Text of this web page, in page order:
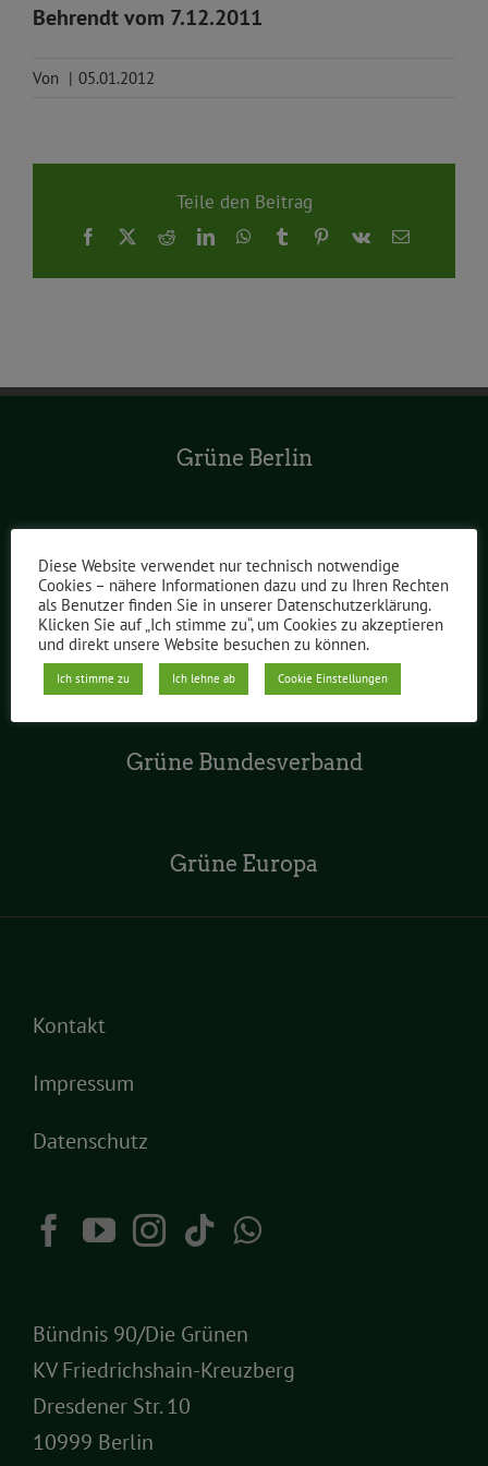
Behrendt vom 7.12.2011
Von | 05.01.2012
Teile den Beitrag
Facebook
X RedditLinkedInWhatsApp
TumblrPinterest
Vk
E-
Grüne Berlin
Grüne im Abgeordnetenhaus
Grüne Jugend Berlin
Grüne Bundesverband
Grüne Europa
Kontakt
Impressum
Datenschutz
Bündnis 90/Die Grünen
KV Friedrichshain-Kreuzberg
Dresdener Str. 10
10999 Berlin
Diese Website verwendet nur technisch notwendige
Cookies – nähere Informationen dazu und zu Ihren Rechten
als Benutzer finden Sie in unserer Datenschutzerklärung.
Klicken Sie auf „Ich stimme zu“, um Cookies zu akzeptieren
und direkt unsere Website besuchen zu können.
Ich stimme zu Ich lehne ab Cookie Einstellungen